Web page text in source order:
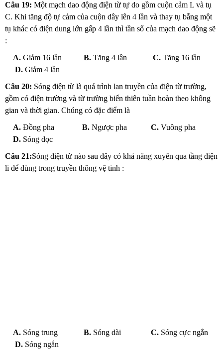
Câu 19: Một mạch dao động điện từ tự do gồm cuộn cảm L và tụ
C. Khi tăng độ tự cảm của cuộn dây lên 4 lần và thay tụ bằng một
tụ khác có điện dung lớn gấp 4 lần thì tần số của mạch dao động sẽ
:
A. Giảm 16 lần B. Tăng 4 lần C. Tăng 16 lần
D. Giảm 4 lần
Câu 20: Sóng điện từ là quá trình lan truyền của điện từ trường,
gồm có điện trường và từ trường biến thiên tuần hoàn theo không
gian và thời gian. Chúng có đặc điểm là
A. Đồng pha B. Ngược pha C. Vuông pha
D. Sóng dọc
Câu 21:Sóng điện từ nào sau đây có khả năng xuyên qua tầng điện
li để dùng trong truyền thông vệ tinh :
A. Sóng trung B. Sóng dài C. Sóng cực ngắn
D. Sóng ngắn